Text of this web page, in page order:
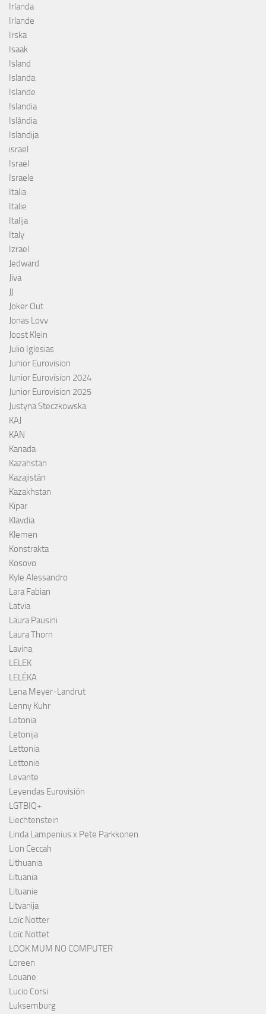
Irlanda
Irlande
Irska
Isaak
Island
Islanda
Islande
Islandia
Islândia
Islandija
israel
Israël
Israele
Italia
Italie
Italija
Italy
Izrael
Jedward
Jiva
JJ
Joker Out
Jonas Lovv
Joost Klein
Julio Iglesias
Junior Eurovision
Junior Eurovision 2024
Junior Eurovision 2025
Justyna Steczkowska
KAJ
KAN
Kanada
Kazahstan
Kazajistán
Kazakhstan
Kipar
Klavdia
Klemen
Konstrakta
Kosovo
Kyle Alessandro
Lara Fabian
Latvia
Laura Pausini
Laura Thorn
Lavina
LELEK
LELÉKA
Lena Meyer-Landrut
Lenny Kuhr
Letonia
Letonija
Lettonia
Lettonie
Levante
Leyendas Eurovisión
LGTBIQ+
Liechtenstein
Linda Lampenius x Pete Parkkonen
Lion Ceccah
Lithuania
Lituania
Lituanie
Litvanija
Loïc Notter
Loïc Nottet
LOOK MUM NO COMPUTER
Loreen
Louane
Lucio Corsi
Luksemburg